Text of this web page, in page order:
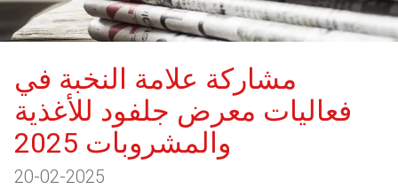
مشاركة علامة النخبة في
فعاليات معرض جلفود للأغذية
والمشروبات 2025
20-02-2025